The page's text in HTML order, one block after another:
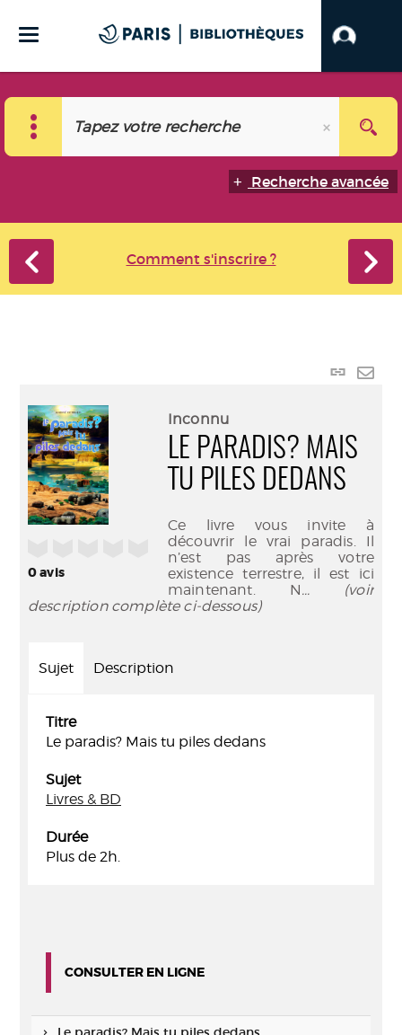
Recherche avancée
Comment s'inscrire ?
Lien
0avis
Inconnu
LE PARADIS? MAIS
TU PILES DEDANS
Ce livre vous invite à
découvrir le vrai paradis. Il
n’est pas après votre
existence terrestre, il est ici
maintenant. N... (voir
description complète ci-dessous)
Sujet Description
Titre
Le paradis? Mais tu piles dedans
Sujet
Livres & BD
Durée
Plus de 2h.
CONSULTER EN LIGNE